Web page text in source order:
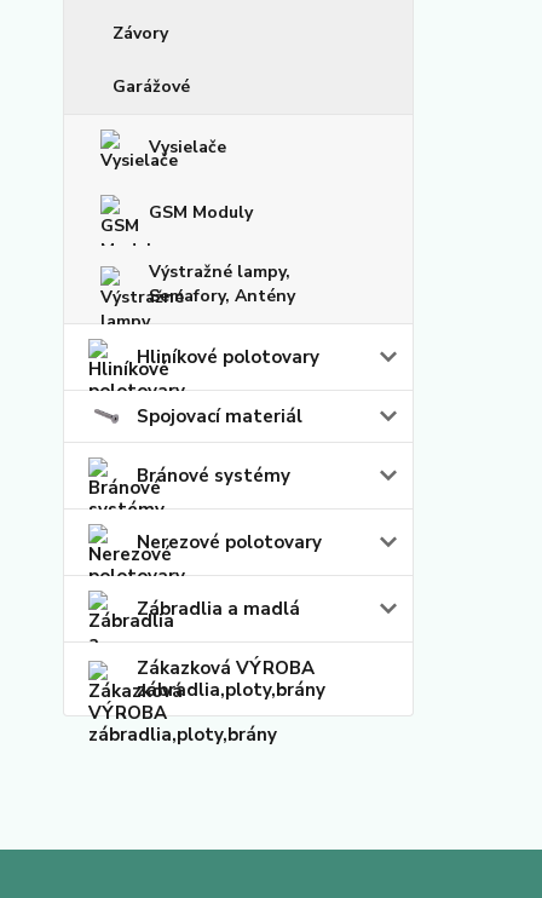
Závory
Garážové
Vysielače
GSM Moduly
Výstražné lampy,
Semafory, Antény
Hliníkové polotovary
Spojovací materiál
Bránové systémy
Nerezové polotovary
Zábradlia a madlá
Zákazková VÝROBA
zábradlia,ploty,brány